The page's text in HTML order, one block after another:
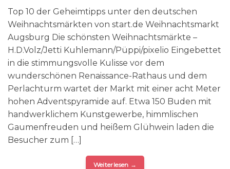
Top 10 der Geheimtipps unter den deutschen
Weihnachtsmärkten von start.de Weihnachtsmarkt
Augsburg Die schönsten Weihnachtsmärkte –
H.D.Volz/Jetti Kuhlemann/Püppi/pixelio Eingebettet
in die stimmungsvolle Kulisse vor dem
wunderschönen Renaissance-Rathaus und dem
Perlachturm wartet der Markt mit einer acht Meter
hohen Adventspyramide auf. Etwa 150 Buden mit
handwerklichem Kunstgewerbe, himmlischen
Gaumenfreuden und heißem Glühwein laden die
Besucher zum […]
Weiterlesen →